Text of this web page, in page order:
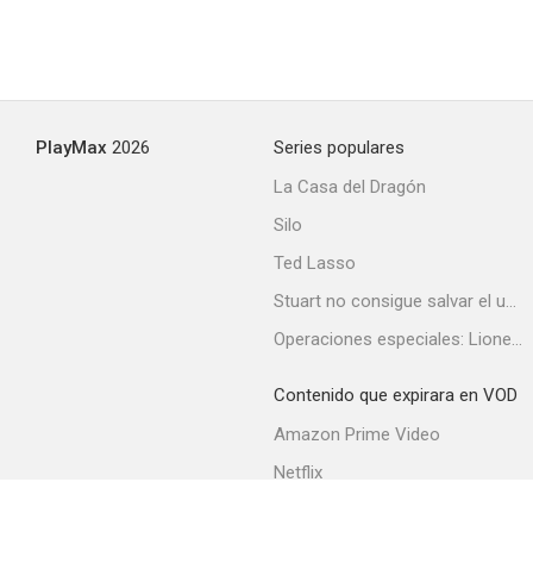
PlayMax 2026
Series populares
La Casa del Dragón
Silo
Ted Lasso
Stuart no consigue salvar el universo
Operaciones especiales: Lioness
Contenido que expirara en VOD
Amazon Prime Video
Netflix